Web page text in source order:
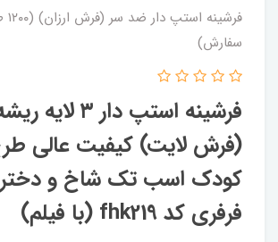
سفارش)
فرشینه استپ دار ۳
(فرش لایت) کیفیت عالی
کودک اسب تک شاخ و
فرفری کد fhk219 (با فیلم)